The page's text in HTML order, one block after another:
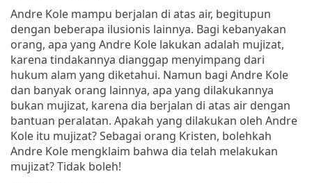
Andre Kole mampu berjalan di atas air, begitupun
dengan beberapa ilusionis lainnya. Bagi kebanyakan
orang, apa yang Andre Kole lakukan adalah mujizat,
karena tindakannya dianggap menyimpang dari
hukum alam yang diketahui. Namun bagi Andre Kole
dan banyak orang lainnya, apa yang dilakukannya
bukan mujizat, karena dia berjalan di atas air dengan
bantuan peralatan. Apakah yang dilakukan oleh Andre
Kole itu mujizat? Sebagai orang Kristen, bolehkah
Andre Kole mengklaim bahwa dia telah melakukan
mujizat? Tidak boleh!